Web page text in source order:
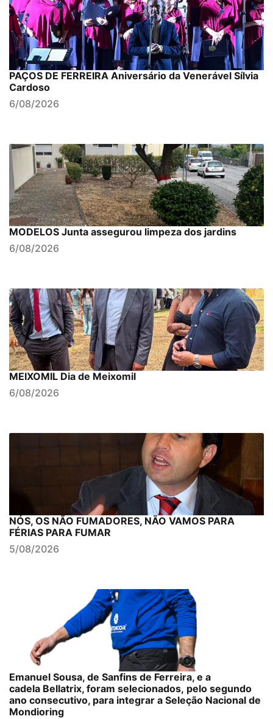
PAÇOS DE FERREIRA Aniversário da Venerável Sílvia
Cardoso
6/08/2026
MODELOS Junta assegurou limpeza dos jardins
6/08/2026
MEIXOMIL Dia de Meixomil
6/08/2026
NÓS, OS NÃO FUMADORES, NÃO VAMOS PARA
FÉRIAS PARA FUMAR
5/08/2026
Emanuel Sousa, de Sanfins de Ferreira, e a
cadela Bellatrix, foram selecionados, pelo segundo
ano consecutivo, para integrar a Seleção Nacional de
Mondioring